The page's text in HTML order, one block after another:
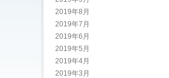
2019年8月
2019年7月
2019年6月
2019年5月
2019年4月
2019年3月